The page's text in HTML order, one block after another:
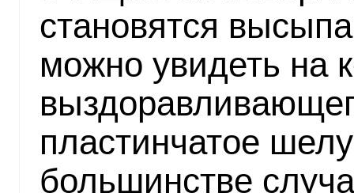
становятся
можно увидеть на
пластинчатое
большинстве